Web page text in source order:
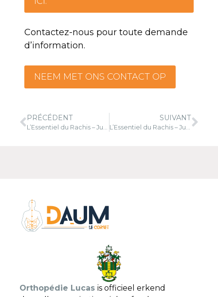
Contactez-nous pour toute demande
d’information.
NEEM MET ONS CONTACT OP
PRÉCÉDENT
L’Essentiel du Rachis – Juin 2023
SUIVANT
L’Essentiel du Rachis – Juillet 2023
Orthopédie Lucas is officieel erkend